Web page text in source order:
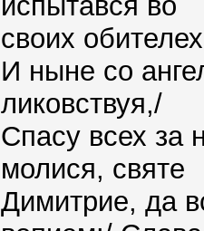
своих
И ныне со
ликовствуя,/
Спасу всех за
молися, святе
Димитрие, да